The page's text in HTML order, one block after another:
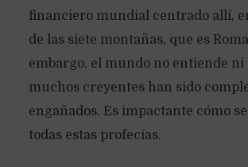
financiero mundial centrado allí,
de las siete montañas, que es
embargo, el mundo no entiende ni
muchos creyentes han sido
engañados. Es impactante cómo
todas estas profecías.